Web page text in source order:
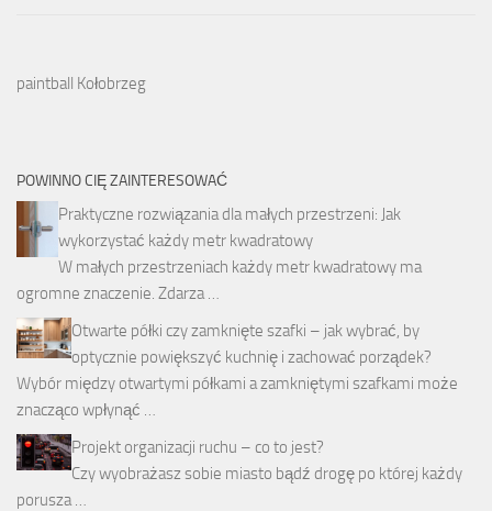
paintball Kołobrzeg
POWINNO CIĘ ZAINTERESOWAĆ
Praktyczne rozwiązania dla małych przestrzeni: Jak
wykorzystać każdy metr kwadratowy
W małych przestrzeniach każdy metr kwadratowy ma
ogromne znaczenie. Zdarza …
Otwarte półki czy zamknięte szafki – jak wybrać, by
optycznie powiększyć kuchnię i zachować porządek?
Wybór między otwartymi półkami a zamkniętymi szafkami może
znacząco wpłynąć …
Projekt organizacji ruchu – co to jest?
Czy wyobrażasz sobie miasto bądź drogę po której każdy
porusza …